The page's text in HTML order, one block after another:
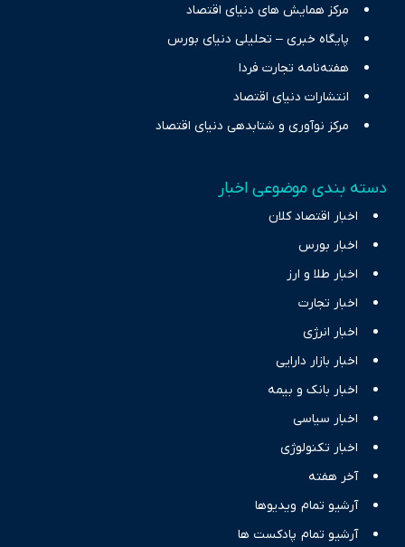
مرکز همایش های دنیای اقتصاد
پایگاه خبری – تحلیلی دنیای بورس
هفته‌نامه تجارت فردا
انتشارات دنیای اقتصاد
مرکز نوآوری و شتابدهی دنیای اقتصاد
دسته بندی موضوعی اخبار
اخبار اقتصاد کلان
اخبار بورس
اخبار طلا و ارز
اخبار تجارت
اخبار انرژی
اخبار بازار دارایی
اخبار بانک و بیمه
اخبار سیاسی
اخبار تکنولوژی
آخر هفته
آرشیو تمام ویدیوها
آرشیو تمام پادکست ها